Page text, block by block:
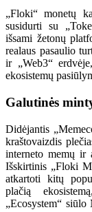
„Floki“ monetų
susidurti su
išsami žetonų
realaus pasaulio
ir „Web3“
ekosistemų
Galutinės
Didėjantis
kraštovaizdis
interneto memų ir
Išskirtinis „Floki
atkartoti kitų
plačią
„Ecosystem“